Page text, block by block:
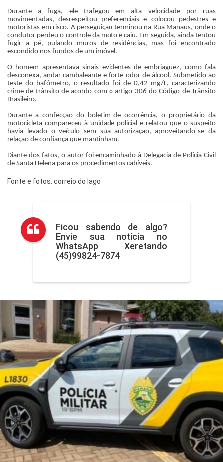
Durante a fuga, ele trafegou em alta velocidade por ruas
movimentadas, desrespeitou preferenciais e colocou pedestres e
motoristas em risco. A perseguição terminou na Rua Manaus, onde o
condutor perdeu o controle da moto e caiu. Em seguida, ainda tentou
fugir a pé, pulando muros de residências, mas foi encontrado
escondido nos fundos de um imóvel.
O homem apresentava sinais evidentes de embriaguez, como fala
desconexa, andar cambaleante e forte odor de álcool. Submetido ao
teste do bafômetro, o resultado foi de 0,42 mg/L, caracterizando
crime de trânsito de acordo com o artigo 306 do Código de Trânsito
Brasileiro.
Durante a confecção do boletim de ocorrência, o proprietário da
motocicleta compareceu à unidade policial e relatou que o suspeito
havia levado o veículo sem sua autorização, aproveitando-se da
relação de confiança que mantinham.
Diante dos fatos, o autor foi encaminhado à Delegacia de Polícia Civil
de Santa Helena para os procedimentos cabíveis.
Fonte e fotos: correio do lago
Ficou sabendo de algo?
Envie sua notícia no
WhatsApp Xeretando
(45)99824-7874